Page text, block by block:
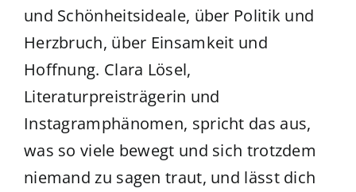
und Schönheitsideale, über Politik und
Herzbruch, über Einsamkeit und
Hoffnung. Clara Lösel,
Literaturpreisträgerin und
Instagramphänomen, spricht das aus,
was so viele bewegt und sich trotzdem
niemand zu sagen traut, und lässt dich